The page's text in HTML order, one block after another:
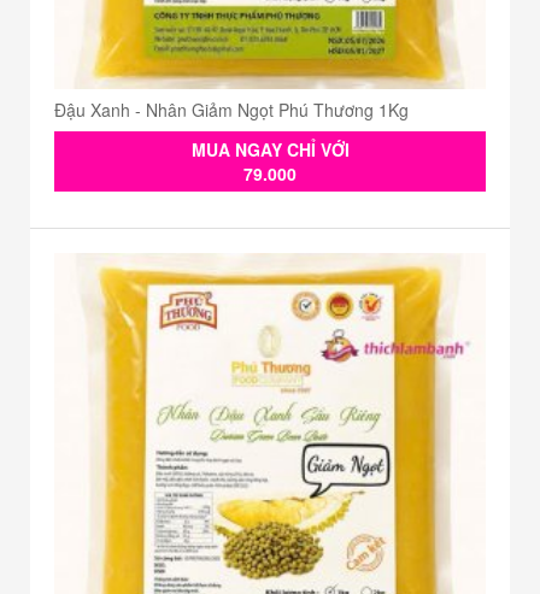
Đậu Xanh - Nhân Giảm Ngọt Phú Thương 1Kg
MUA NGAY CHỈ VỚI
79.000